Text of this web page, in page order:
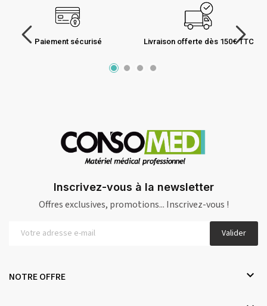
Paiement sécurisé Livraison offerte dès 150€ TTC
Inscrivez-vous à la newsletter
Offres exclusives, promotions... Inscrivez-vous !
Valider
NOTRE OFFRE 